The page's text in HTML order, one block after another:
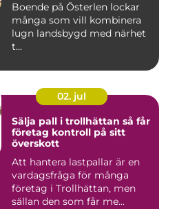
Boende på Österlen lockar
många som vill kombinera
lugn landsbygd med närhet
t...
02. jul
Sälja pall i trollhättan så får
företag kontroll på sitt
överskott
Att hantera lastpallar är en
vardagsfråga för många
företag i Trollhättan, men
sällan den som får me...